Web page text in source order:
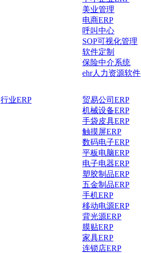
美业管理
电商ERP
呼叫中心
SOP可视化管理
软件定制
保险中介系统
ehr人力资源软件
行业ERP
贸易公司ERP
机械设备ERP
手袋皮具ERP
触摸屏ERP
数码电子ERP
平板电脑ERP
电子电器ERP
塑胶制品ERP
五金制品ERP
手机ERP
移动电源ERP
背光源ERP
膜贴ERP
家具ERP
连锁店ERP